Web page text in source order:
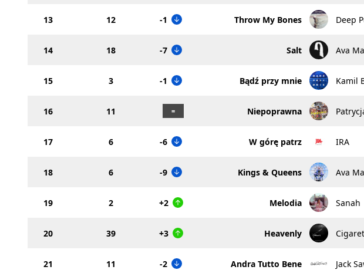
13 12 -1 Throw My Bones Deep
14 18 -7 Salt Ava
15 3 -1 Bądź przy mnie Kamil
16 11 Niepoprawna
17 6 -6 W górę patrz IRA
18 6 -9 Kings & Queens Ava
19 2 +2 Melodia Sanah
20 39 +3 Heavenly
21 11 -2 Andra Tutto Bene Jack